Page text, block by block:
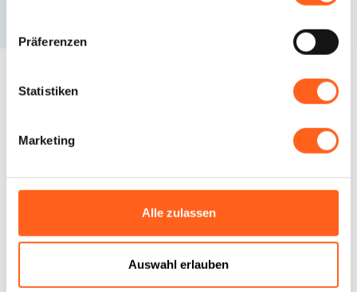
Präferenzen
Statistiken
Marketing
Alle zulassen
Auswahl erlauben
Planen Sie Ihren
Urlaub
Kontaktieren Sie uns